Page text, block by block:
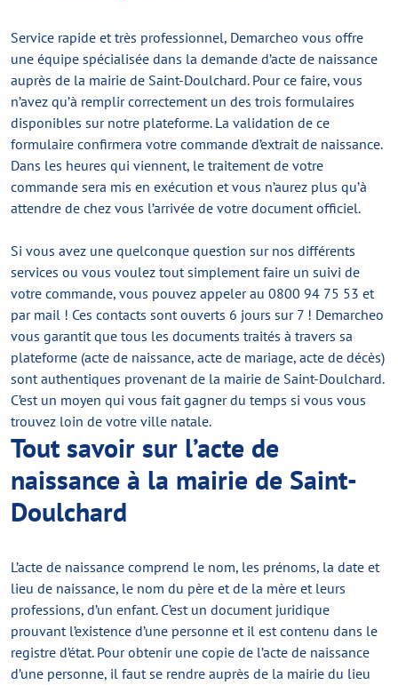
Service rapide et très professionnel, Demarcheo vous offre
une équipe spécialisée dans la demande d’acte de naissance
auprès de la mairie de Saint-Doulchard. Pour ce faire, vous
n’avez qu’à remplir correctement un des trois formulaires
disponibles sur notre plateforme. La validation de ce
formulaire confirmera votre commande d’extrait de naissance.
Dans les heures qui viennent, le traitement de votre
commande sera mis en exécution et vous n’aurez plus qu’à
attendre de chez vous l’arrivée de votre document officiel.
Si vous avez une quelconque question sur nos différents
services ou vous voulez tout simplement faire un suivi de
votre commande, vous pouvez appeler au 0800 94 75 53 et
par mail ! Ces contacts sont ouverts 6 jours sur 7 ! Demarcheo
vous garantit que tous les documents traités à travers sa
plateforme (acte de naissance, acte de mariage, acte de décès)
sont authentiques provenant de la mairie de Saint-Doulchard.
C’est un moyen qui vous fait gagner du temps si vous vous
trouvez loin de votre ville natale.
Tout savoir sur l’acte de
naissance à la mairie de Saint-
Doulchard
L’acte de naissance comprend le nom, les prénoms, la date et
lieu de naissance, le nom du père et de la mère et leurs
professions, d’un enfant. C’est un document juridique
prouvant l’existence d’une personne et il est contenu dans le
registre d’état. Pour obtenir une copie de l’acte de naissance
d’une personne, il faut se rendre auprès de la mairie du lieu